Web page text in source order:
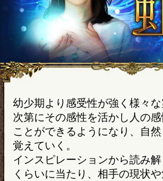
幼少期より感受性が強く様々な
次第にその感性を活かし人の
ことができるようになり、自
覚えていく。
インスピレーションから読み
くらいに当たり、相手の現状